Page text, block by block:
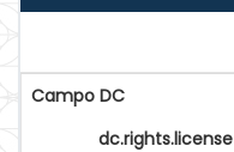
Campo DC
dc.rights.license